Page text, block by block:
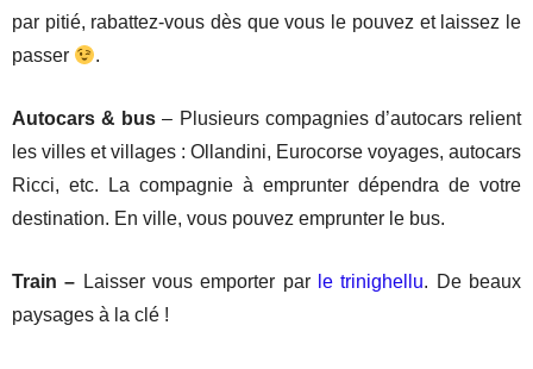
par pitié, rabattez-vous dès que vous le pouvez et laissez le
passer
.
Autocars & bus – Plusieurs compagnies d’autocars relient
les villes et villages : Ollandini, Eurocorse voyages, autocars
Ricci, etc. La compagnie à emprunter dépendra de votre
destination. En ville, vous pouvez emprunter le bus.
Train – Laisser vous emporter par le trinighellu. De beaux
paysages à la clé !